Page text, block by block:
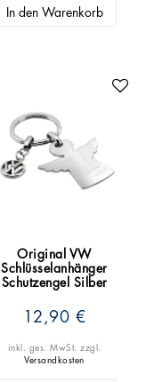
In den Warenkorb
Original VW
Schlüsselanhänger
Schutzengel Silber
12,90 €
inkl. ges. MwSt. zzgl.
Versandkosten